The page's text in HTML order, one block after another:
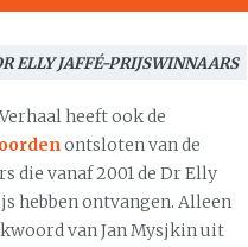
ELLY JAFFÉ-PRIJSWINNAARS
heeft ook de
ontsloten van de
die vanaf 2001 de Dr Elly
hebben ontvangen. Alleen
van Jan Mysjkin uit